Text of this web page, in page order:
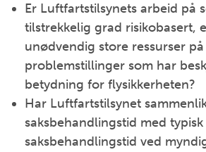
Er Luftfartstilsynets arbeid på
tilstrekkelig grad risikobasert,
unødvendig store ressurser
problemstillinger som har
betydning for flysikkerheten?
Har Luftfartstilsynet
saksbehandlingstid med typisk
saksbehandlingstid ved